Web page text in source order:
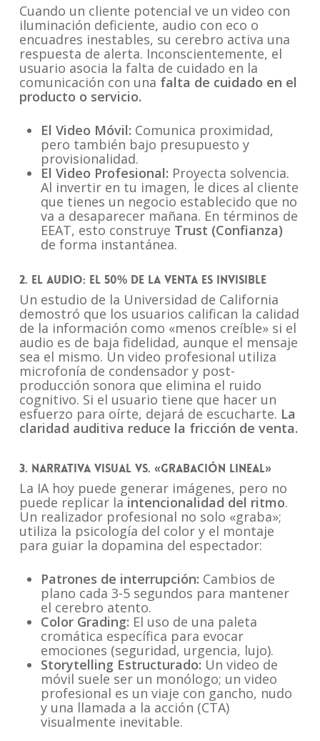
Cuando un cliente potencial ve un video con
iluminación deficiente, audio con eco o
encuadres inestables, su cerebro activa una
respuesta de alerta. Inconscientemente, el
usuario asocia la falta de cuidado en la
comunicación con una falta de cuidado en el
producto o servicio.
El Video Móvil: Comunica proximidad,
pero también bajo presupuesto y
provisionalidad.
El Video Profesional: Proyecta solvencia.
Al invertir en tu imagen, le dices al cliente
que tienes un negocio establecido que no
va a desaparecer mañana. En términos de
EEAT, esto construye Trust (Confianza)
de forma instantánea.
2. El Audio: El 50% de la venta es invisible
Un estudio de la Universidad de California
demostró que los usuarios califican la calidad
de la información como «menos creíble» si el
audio es de baja fidelidad, aunque el mensaje
sea el mismo. Un video profesional utiliza
microfonía de condensador y post-
producción sonora que elimina el ruido
cognitivo. Si el usuario tiene que hacer un
esfuerzo para oírte, dejará de escucharte. La
claridad auditiva reduce la fricción de venta.
3. Narrativa Visual vs. «Grabación Lineal»
La IA hoy puede generar imágenes, pero no
puede replicar la intencionalidad del ritmo.
Un realizador profesional no solo «graba»;
utiliza la psicología del color y el montaje
para guiar la dopamina del espectador:
Patrones de interrupción: Cambios de
plano cada 3-5 segundos para mantener
el cerebro atento.
Color Grading: El uso de una paleta
cromática específica para evocar
emociones (seguridad, urgencia, lujo).
Storytelling Estructurado: Un video de
móvil suele ser un monólogo; un video
profesional es un viaje con gancho, nudo
y una llamada a la acción (CTA)
visualmente inevitable.